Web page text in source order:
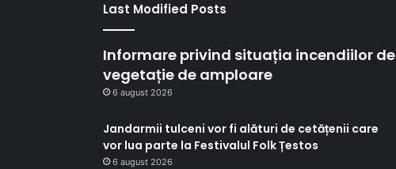
Last Modified Posts
Informare privind situația incendiilor de
vegetație de amploare
6 august 2026
Jandarmii tulceni vor fi alături de cetățenii care
vor lua parte la Festivalul Folk Țestos
6 august 2026